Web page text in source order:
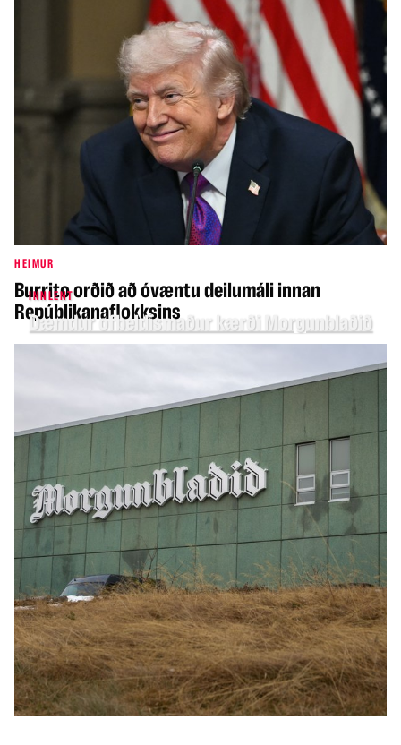
HEIMUR
Burrito orðið að óvæntu deilumáli innan
Repúblikanaflokksins
INNLENT
Dæmdur ofbeldismaður kærði Morgunblaðið
MINNING
Ófeigur Sigurpáll Hólmar Jóhannesson er
látinn